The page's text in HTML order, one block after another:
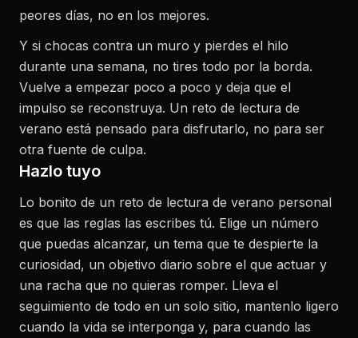
peores días, no en los mejores.
Y si chocas contra un muro y pierdes el hilo
durante una semana, no tires todo por la borda.
Vuelve a empezar poco a poco y deja que el
impulso se reconstruya. Un reto de lectura de
verano está pensado para disfrutarlo, no para ser
otra fuente de culpa.
Hazlo tuyo
Lo bonito de un reto de lectura de verano personal
es que las reglas las escribes tú. Elige un número
que puedas alcanzar, un tema que te despierte la
curiosidad, un objetivo diario sobre el que actuar y
una racha que no quieras romper. Lleva el
seguimiento de todo en un solo sitio, mantenlo ligero
cuando la vida se interponga y, para cuando las